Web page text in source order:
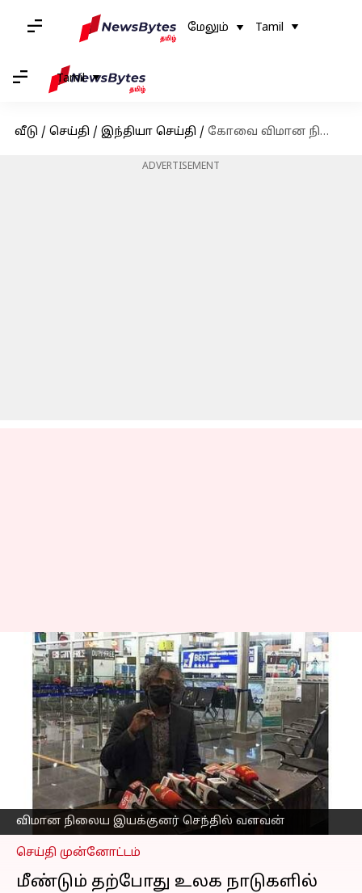
மேலும் Tamil
Tamil
வீடு / செய்தி / இந்தியா செய்தி / கோவை விமான நிலையத்தில் கொரோனா பரிசோதனை மையம் தொடக்கம்-விமான நிலைய இயக்குனர் துவக்கி வைத்தார்
ADVERTISEMENT
விமான நிலைய இயக்குனர் செந்தில் வளவன்
கோவை விமான
நிலையத்தில் கொரோனா
பரிசோதனை மையம்
தொடக்கம்-விமான
நிலைய இயக்குனர்
துவக்கி வைத்தார்
எழுதியவர் Nivetha P Dec 25, 2022 10:32 pm
செய்தி முன்னோட்டம்
மீண்டும் தற்போது உலக நாடுகளில்